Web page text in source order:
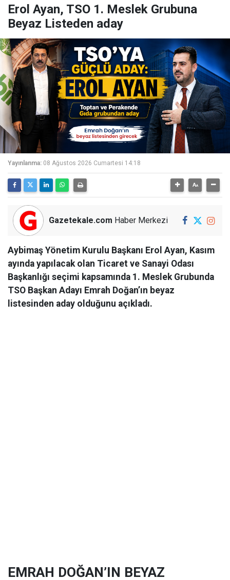
Erol Ayan, TSO 1. Meslek Grubuna
Beyaz Listeden aday
Yayınlanma: 08 Ağustos 2026 Cumartesi 14:18
Gazetekale.com Haber Merkezi
Aybimaş Yönetim Kurulu Başkanı Erol Ayan, Kasım
ayında yapılacak olan Ticaret ve Sanayi Odası
Başkanlığı seçimi kapsamında 1. Meslek Grubunda
TSO Başkan Adayı Emrah Doğan’ın beyaz
listesinden aday olduğunu açıkladı.
EMRAH DOĞAN’IN BEYAZ